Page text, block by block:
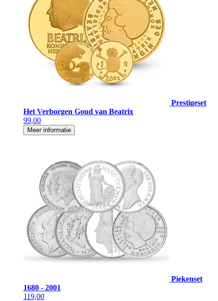
Prestigeset
Het Verborgen Goud van Beatrix
99,00
Meer informatie
Piekenset
1680 - 2001
119,00